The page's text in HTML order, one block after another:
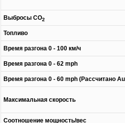
Выбросы CO2
Топливо
Время разгона 0 - 100 км/ч
Время разгона 0 - 62 mph
Время разгона 0 - 60 mph (Рассчитано
Максимальная скорость
Соотношение мощность/вес